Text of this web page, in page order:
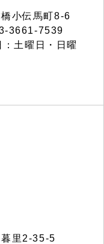
小伝馬町8-6
3661-7539
土曜日・日曜
里2-35-5